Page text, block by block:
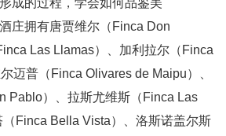
成的过程，学会如何品鉴美
有唐贾维尔（Finca Don
Las Llamas）、加利拉尔（Finca
迈普（Finca Olivares de Maipu）、
Pablo）、拉斯尤维斯（Finca Las
Finca Bella Vista）、洛斯诺盖尔斯